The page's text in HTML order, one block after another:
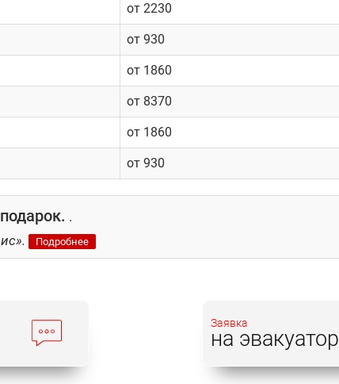
от 2230
от 930
от 1860
от 8370
от 1860
от 930
.
Подробнее
Заявка
на эвакуатор